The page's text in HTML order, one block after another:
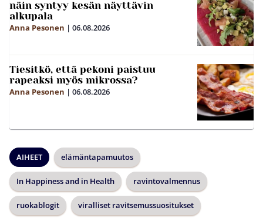
näin syntyy kesän näyttävin
alkupala
Anna Pesonen | 06.08.2026
Tiesitkö, että pekoni paistuu
rapeaksi myös mikrossa?
Anna Pesonen | 06.08.2026
AIHEET elämäntapamuutos
In Happiness and in Health ravintovalmennus
ruokablogit viralliset ravitsemussuositukset